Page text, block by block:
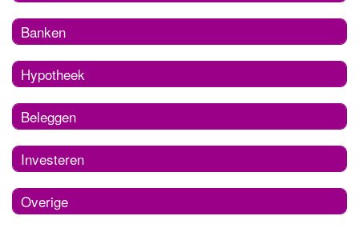
Banken
Hypotheek
Beleggen
Investeren
Overige